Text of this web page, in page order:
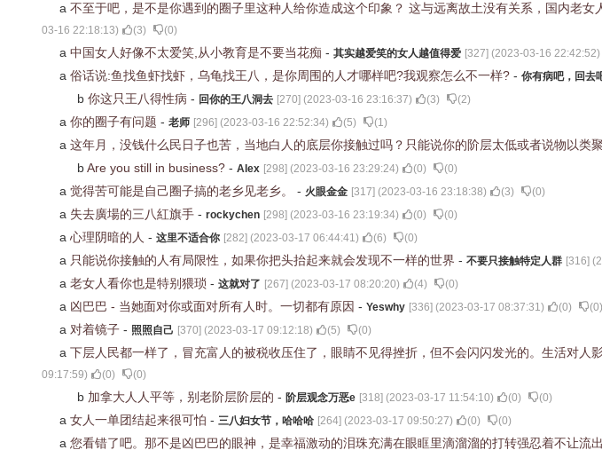
a 不至于吧，是不是你遇到的圈子里这种人给你造成这个印象？ 这与远离故土没有关系，国内老女
03-16 22:18:13) (3) (0)
a 中国女人好像不太爱笑,从小教育是不要当花痴 - 其实越爱笑的女人越值得爱 [327] (2023-03-16 22:42:52)
a 俗话说:鱼找鱼虾找虾，乌龟找王八，是你周围的人才哪样吧?我观察怎么不一样? - 你有病吧，回去
b 你这只王八得性病 - 回你的王八洞去 [270] (2023-03-16 23:16:37) (3) (2)
a 你的圈子有问题 - 老师 [296] (2023-03-16 22:52:34) (5) (1)
a 这年月，没钱什么民日子也苦，当地白人的底层你接触过吗？只能说你的阶层太低或者说物以类聚
bAre you still in business? - Alex [298] (2023-03-16 23:29:24) (0) (0)
a 觉得苦可能是自己圈子搞的老乡见老乡。 - 火眼金金 [317] (2023-03-16 23:18:38) (3) (0)
a 失去廣場的三八紅旗手 - rockychen [298] (2023-03-16 23:19:34) (0) (0)
a 心理阴暗的人 - 这里不适合你 [282] (2023-03-17 06:44:41) (6) (0)
a 只能说你接触的人有局限性，如果你把头抬起来就会发现不一样的世界 - 不要只接触特定人群 [316] (
a 老女人看你也是特别猥琐 - 这就对了 [267] (2023-03-17 08:20:20) (4) (0)
a 凶巴巴 - 当她面对你或面对所有人时。一切都有原因 - Yeswhy [336] (2023-03-17 08:37:31) (0) (0)
a 对着镜子 - 照照自己 [370] (2023-03-17 09:12:18) (5) (0)
a 下层人民都一样了，冒充富人的被税收压住了，眼睛不见得挫折，但不会闪闪发光的。生活对人
09:17:59) (0) (0)
b 加拿大人人平等，别老阶层阶层的 - 阶层观念万恶e [318] (2023-03-17 11:54:10) (0) (0)
a 女人一单团结起来很可怕 - 三八妇女节，哈哈哈 [264] (2023-03-17 09:50:27) (0) (0)
a 您看错了吧。那不是凶巴巴的眼神，是幸福激动的泪珠充满在眼眶里滴溜溜的打转强忍着不让流